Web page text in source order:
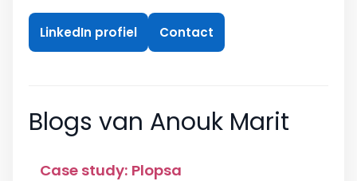
LinkedIn profiel Contact
Blogs van Anouk Marit
Case study: Plopsa